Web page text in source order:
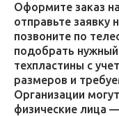
Оформите заказ
отправьте заявку
позвоните по
подобрать
техпластины с
размеров и
Организации
физические лица